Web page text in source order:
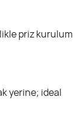
priz kurulum
yerine; ideal